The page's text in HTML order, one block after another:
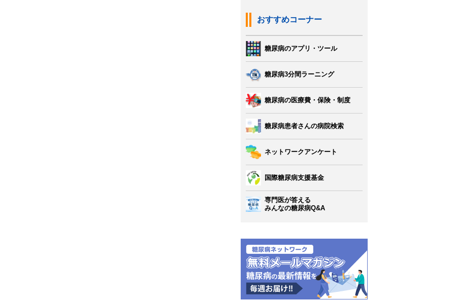
おすすめコーナー
糖尿病のアプリ・ツール
糖尿病3分間ラーニング
糖尿病の医療費・保険・制度
糖尿病患者さんの病院検索
ネットワークアンケート
国際糖尿病支援基金
専門医が答える
みんなの糖尿病Q&A